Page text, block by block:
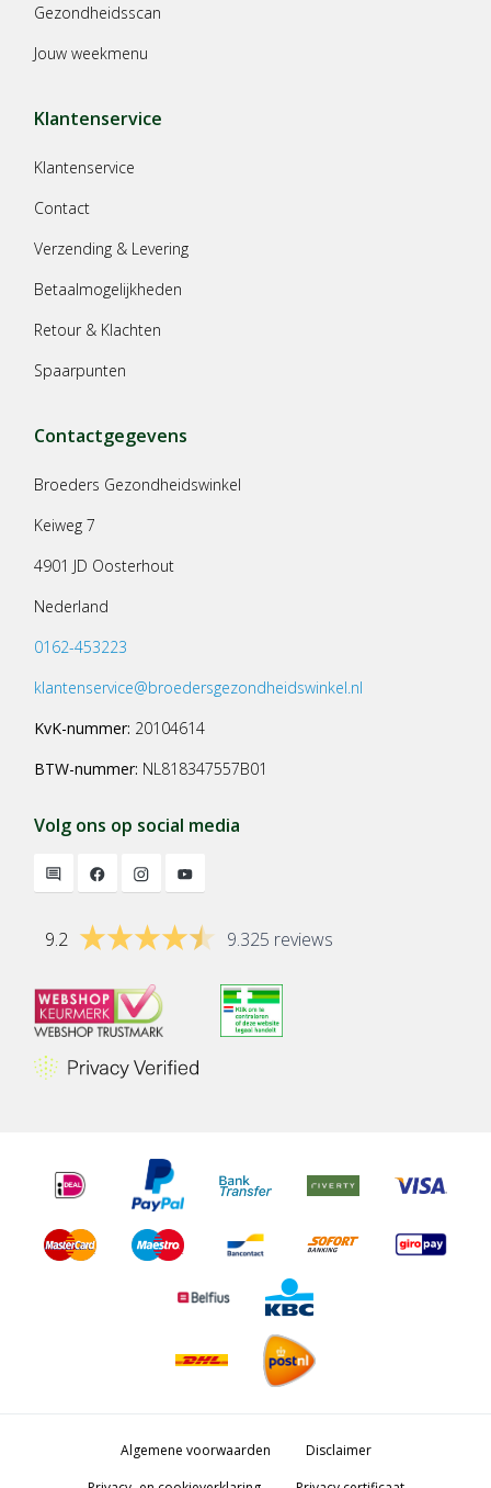
Gezondheidsscan
Jouw weekmenu
Klantenservice
Klantenservice
Contact
Verzending & Levering
Betaalmogelijkheden
Retour & Klachten
Spaarpunten
Contactgegevens
Broeders Gezondheidswinkel
Keiweg 7
4901 JD Oosterhout
Nederland
0162-453223
klantenservice@broedersgezondheidswinkel.nl
KvK-nummer: 20104614
BTW-nummer: NL818347557B01
Volg ons op social media
9.2 9.325 reviews
Algemene voorwaarden
Disclaimer